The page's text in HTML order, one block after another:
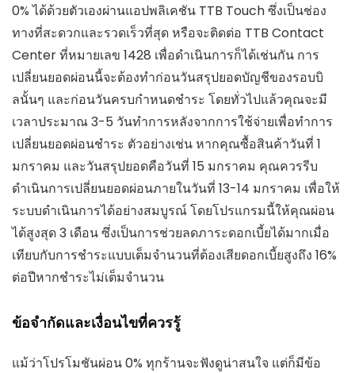
0% ได้ด้วยตัวเองผ่านแอปพลิเคชัน TTB Touch ซึ่งเป็นช่อง
ทางที่สะดวกและรวดเร็วที่สุด หรือจะติดต่อ TTB Contact
Center ที่หมายเลข 1428 เพื่อดำเนินการก็ได้เช่นกัน การ
เปลี่ยนยอดผ่อนนี้จะต้องทำก่อนวันสรุปยอดบัญชีของรอบบิ
ลนั้นๆ และก่อนวันครบกำหนดชำระ โดยทั่วไปแล้วคุณจะมี
เวลาประมาณ 3-5 วันทำการหลังจากการใช้จ่ายเพื่อทำการ
เปลี่ยนยอดผ่อนชำระ ตัวอย่างเช่น หากคุณซื้อสินค้าวันที่ 1
มกราคม และวันสรุปยอดคือวันที่ 15 มกราคม คุณควรรีบ
ดำเนินการเปลี่ยนยอดผ่อนภายในวันที่ 13-14 มกราคม เพื่อให้
ระบบดำเนินการได้อย่างสมบูรณ์ โดยโปรแกรมนี้ให้คุณผ่อน
ได้สูงสุด 3 เดือน ซึ่งเป็นการช่วยลดภาระดอกเบี้ยได้มากเมื่อ
เทียบกับการชำระแบบเต็มจำนวนที่ต้องเสียดอกเบี้ยสูงถึง 16%
ต่อปีหากชำระไม่เต็มจำนวน
ข้อจำกัดและเงื่อนไขที่ควรรู้
แม้ว่าโปรโมชันผ่อน 0% ทุกร้านจะฟังดูน่าสนใจ แต่ก็มีข้อ